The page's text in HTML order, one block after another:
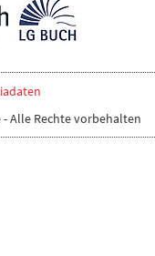
- Alle Rechte vorbehalten